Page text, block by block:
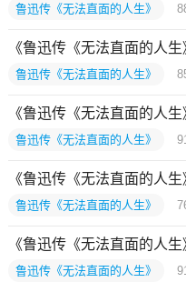
鲁迅传《无法直面的人生》
《鲁迅传《无法直面的人
鲁迅传《无法直面的人生》
《鲁迅传《无法直面的人
鲁迅传《无法直面的人生》
《鲁迅传《无法直面的人
鲁迅传《无法直面的人生》
《鲁迅传《无法直面的人
鲁迅传《无法直面的人生》